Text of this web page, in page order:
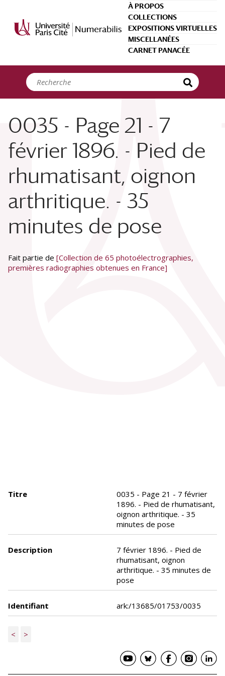
À PROPOS
COLLECTIONS
EXPOSITIONS VIRTUELLES
MISCELLANÉES
CARNET PANACÉE
0035 - Page 21 - 7
février 1896. - Pied de
rhumatisant, oignon
arthritique. - 35
minutes de pose
Fait partie de [Collection de 65 photoélectrographies,
premières radiographies obtenues en France]
Titre
0035 - Page 21 - 7 février
1896. - Pied de rhumatisant,
oignon arthritique. - 35
minutes de pose
Description
7 février 1896. - Pied de
rhumatisant, oignon
arthritique. - 35 minutes de
pose
Identifiant ark:/13685/01753/0035
< >